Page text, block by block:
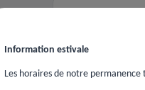
Information estivale
Les horaires de notre